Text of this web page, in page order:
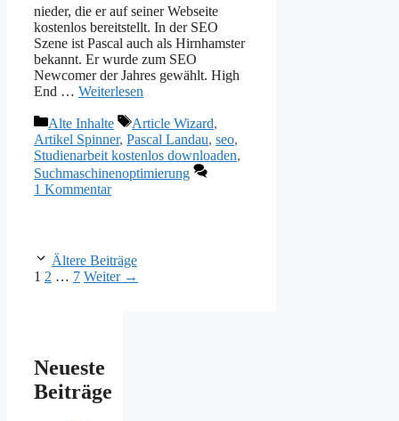
nieder, die er auf seiner Webseite
kostenlos bereitstellt. In der SEO
Szene ist Pascal auch als Hirnhamster
bekannt. Er wurde zum SEO
Newcomer der Jahres gewählt. High
End … Weiterlesen
Kategorien
Alte Inhalte Schlagwörter
Article Wizard,
Artikel Spinner, Pascal Landau, seo,
Studienarbeit kostenlos downloaden,
Suchmaschinenoptimierung
1 Kommentar
Ältere Beiträge
Seite
1 Seite
2 … Seite
7 Weiter →
Neueste
Beiträge